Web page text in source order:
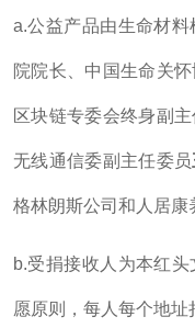
a.公益产品由生命材
院院长、中国生命关
区块链专委会终身副
无线通信委副主任委员
格林朗斯公司和人居康
b.受捐接收人为本红
愿原则，每人每个地址